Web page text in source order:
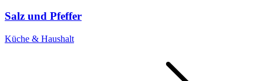
Salz und Pfeffer
Küche & Haushalt